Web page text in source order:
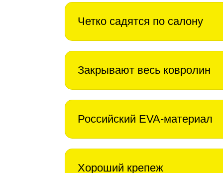
Четко садятся по салону
Закрывают весь ковролин
Российский EVA-материал
Хороший крепеж